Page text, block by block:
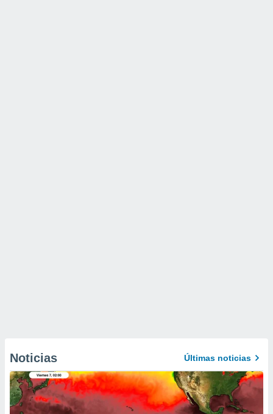
Noticias Últimas noticias